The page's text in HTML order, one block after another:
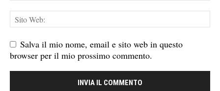
Salva il mio nome, email e sito web in questo
browser per il mio prossimo commento.